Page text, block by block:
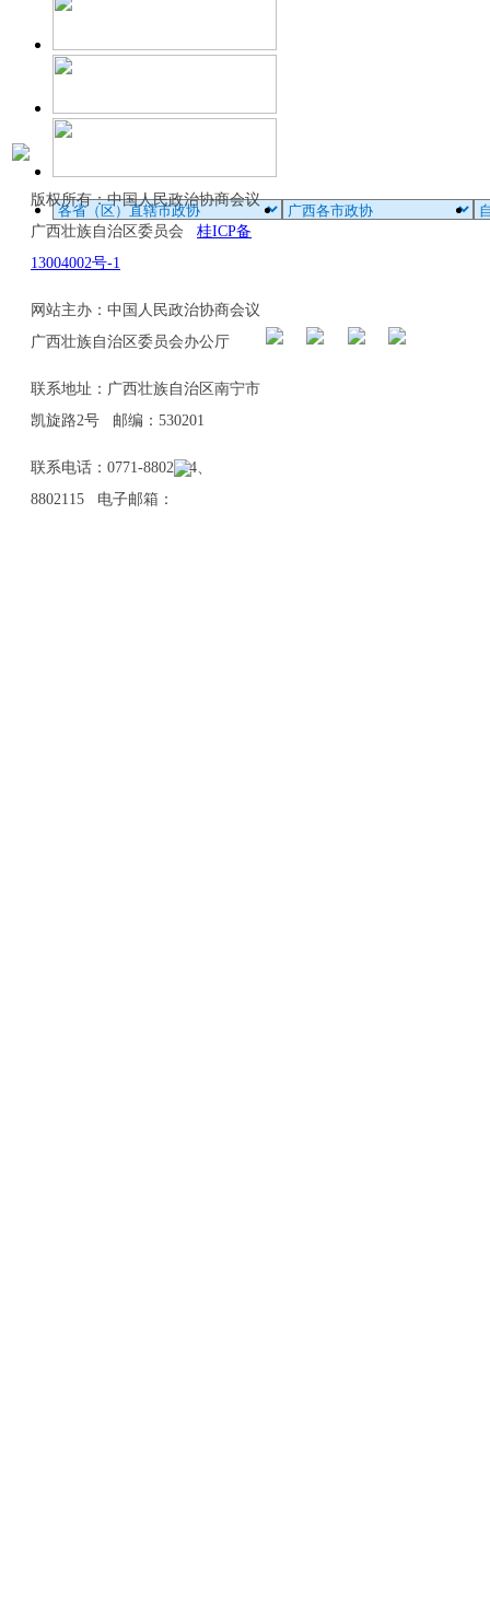
版权所有：中国人民政治协商会议
广西壮族自治区委员会 桂ICP备
13004002号-1
网站主办：中国人民政治协商会议
广西壮族自治区委员会办公厅
联系地址：广西壮族自治区南宁市
凯旋路2号 邮编：530201
联系电话：0771-8802114、
8802115 电子邮箱：